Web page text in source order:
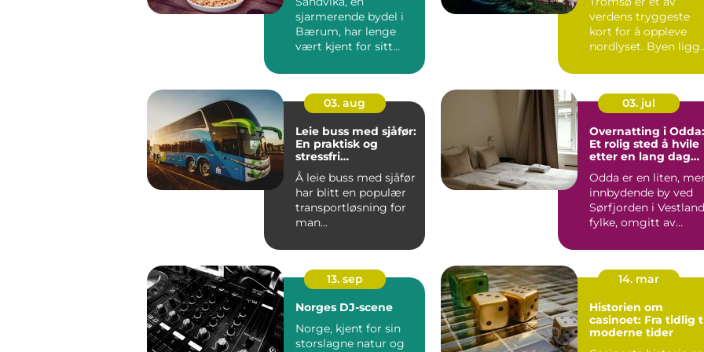
sjarmerende bydel i
Bærum, har lenge
vært kjent for sitt
opplevelser
verdens tryggeste
kort for å oppleve
nordlyset. Byen
03. aug
Leie buss med sjåfør:
En praktisk og
stressfri
transportløsning
Å leie buss med sjåfør
har blitt en populær
transportløsning for
man...
03. jul
Overnatting i Odda:
Et rolig sted å hvile
etter en lang dag
Odda er en liten,
innbydende by ved
Sørfjorden i Vestland
fylke, omgitt av
13. sep
Norges DJ-scene
Norge, kjent for sin
storslagne natur og
14. mar
Historien om
casinoet: Fra tidlig
moderne tider